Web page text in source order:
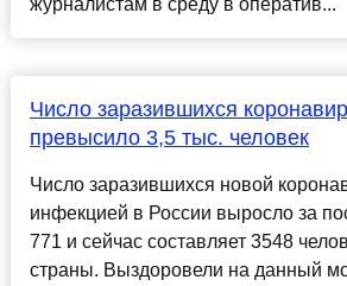
Число заразившихся
превысило 3,5 тыс. человек
Число заразившихся новой
инфекцией в России выросло за
771 и сейчас составляет 3548
страны. Выздоровели на данный